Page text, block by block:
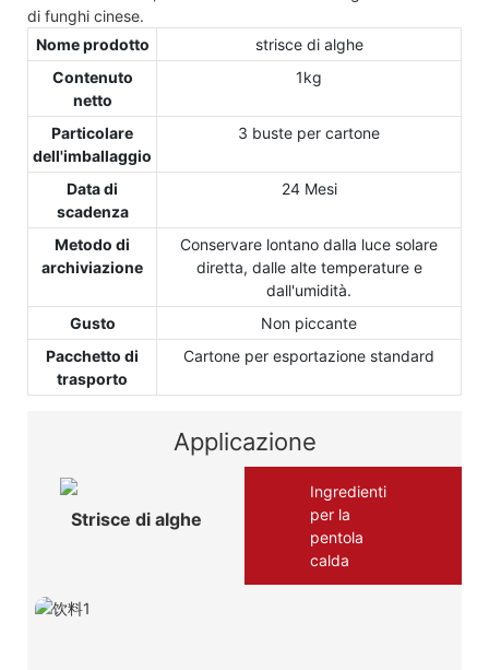
di funghi cinese.
Nome prodotto
strisce di alghe
Contenuto
netto
1kg
Particolare
dell'imballaggio
3 buste per cartone
Data di
scadenza
24 Mesi
Metodo di
archiviazione
Conservare lontano dalla luce solare
diretta, dalle alte temperature e
dall'umidità.
Gusto
Non piccante
Pacchetto di
trasporto
Cartone per esportazione standard
Applicazione
Strisce di alghe
Ingredienti
per la
pentola
calda